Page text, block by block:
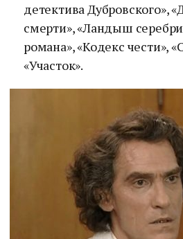
детектива Дубровского»,
смерти», «Ландыш
романа», «Кодекс чести»,
«Участок».